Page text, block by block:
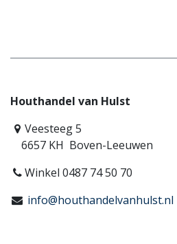
Houthandel van Hulst
Veesteeg 5
6657 KH Boven-Leeuwen
Winkel 0487 74 50 70
info@houthandelvanhulst.nl